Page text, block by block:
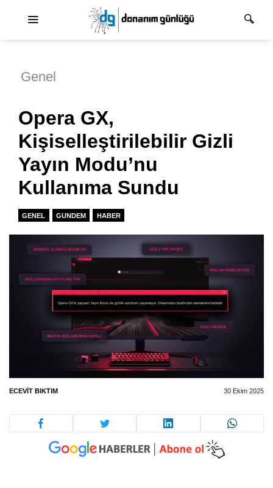
Genel
Opera GX,
Kişiselleştirilebilir Gizli
Yayın Modu’nu
Kullanıma Sundu
GENEL GUNDEM HABER
ECEVIT BIKTIM 30 Ekim 2025